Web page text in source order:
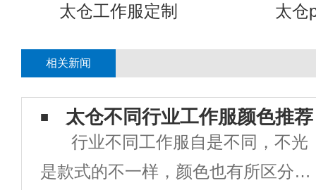
太仓工作服定制 太仓
相关新闻
太仓不同行业工作服颜色推
行业不同工作服自是不同，不光
是款式的不一样，颜色也有所区分，